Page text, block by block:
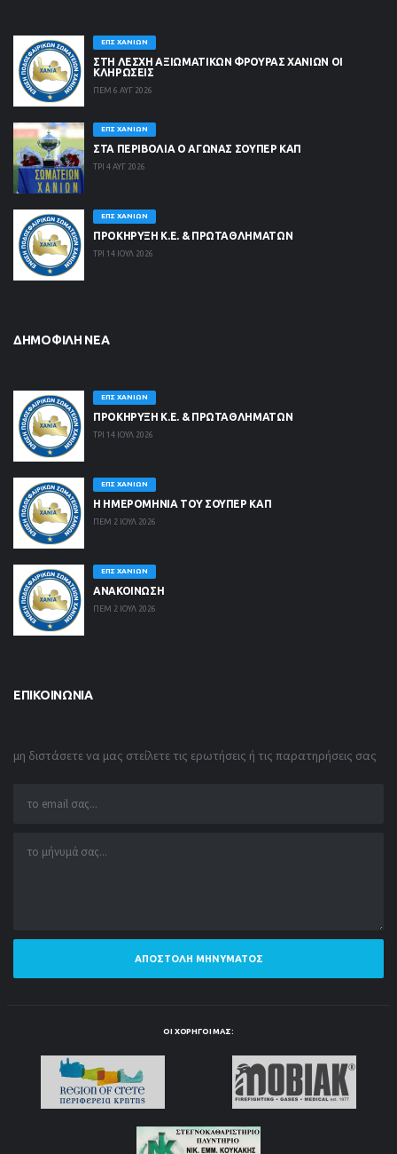
ΕΠΣ ΧΑΝΊΩΝ
ΣΤΗ ΛΈΣΧΗ ΑΞΙΩΜΑΤΙΚΏΝ ΦΡΟΥΡΆΣ ΧΑΝΊΩΝ ΟΙ
ΚΛΗΡΏΣΕΙΣ
ΠΕΜ 6 ΑΥΓ 2026
ΕΠΣ ΧΑΝΊΩΝ
ΣΤΑ ΠΕΡΙΒΟΛΙΑ Ο ΑΓΩΝΑΣ ΣΟΥΠΕΡ ΚΑΠ
ΤΡΙ 4 ΑΥΓ 2026
ΕΠΣ ΧΑΝΊΩΝ
ΠΡΟΚΗΡΥΞΗ Κ.Ε. & ΠΡΩΤΑΘΛΗΜΑΤΩΝ
ΤΡΙ 14 ΙΟΥΛ 2026
ΔΗΜΟΦΙΛΉ ΝΈΑ
ΕΠΣ ΧΑΝΊΩΝ
ΠΡΟΚΗΡΥΞΗ Κ.Ε. & ΠΡΩΤΑΘΛΗΜΑΤΩΝ
ΤΡΙ 14 ΙΟΥΛ 2026
ΕΠΣ ΧΑΝΊΩΝ
Η ΗΜΕΡΟΜΗΝΙΑ ΤΟΥ ΣΟΥΠΕΡ ΚΑΠ
ΠΕΜ 2 ΙΟΥΛ 2026
ΕΠΣ ΧΑΝΊΩΝ
ΑΝΑΚΟΙΝΩΣΗ
ΠΕΜ 2 ΙΟΥΛ 2026
ΕΠΙΚΟΙΝΩΝΊΑ
μη διστάσετε να μας στείλετε τις ερωτήσεις ή τις παρατηρήσεις σας
ΑΠΟΣΤΟΛΉ ΜΗΝΎΜΑΤΟΣ
ΟΙ ΧΟΡΗΓΟΊ ΜΑΣ: